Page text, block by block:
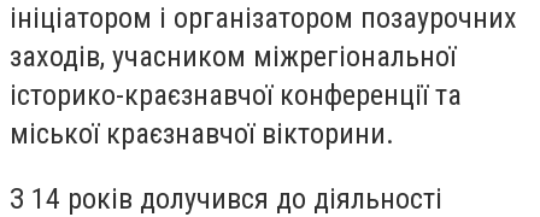
ініціатором і організатором позаурочних
заходів, учасником міжрегіональної
історико-краєзнавчої конференції та
міської краєзнавчої вікторини.
З 14 років долучився до діяльності